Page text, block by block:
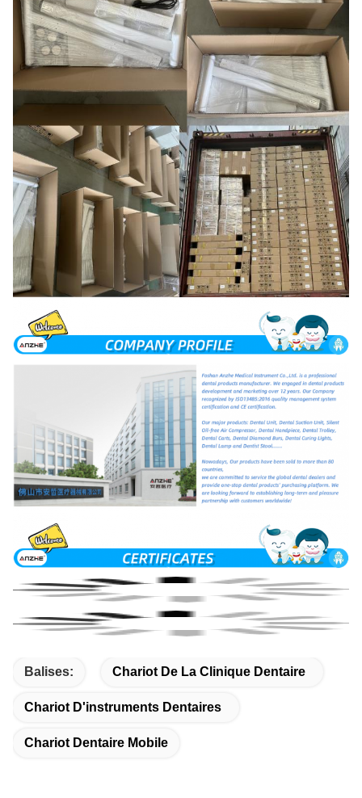
Balises: Chariot De La Clinique Dentaire
Chariot D'instruments Dentaires
Chariot Dentaire Mobile